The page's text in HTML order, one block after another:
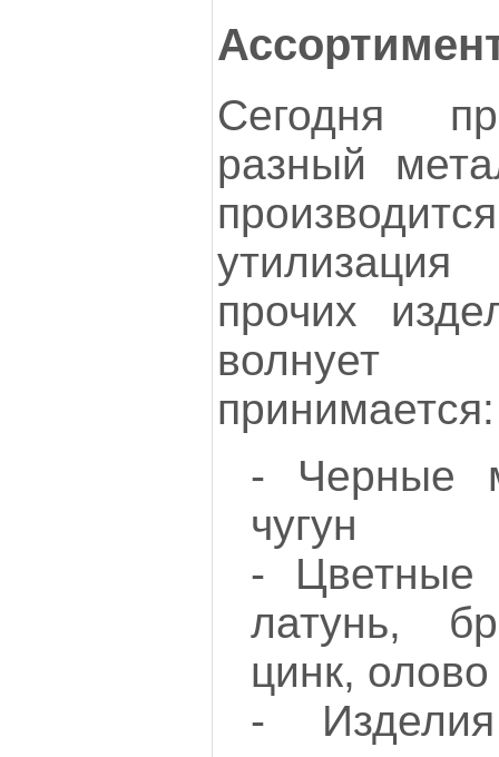
Сегодня
разный
прочих
волнует
принимается:
- Черные
чугун
- Цветные
латунь,
цинк, олово
-